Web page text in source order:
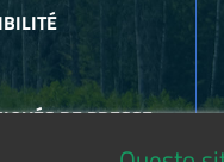
DE PRESSE